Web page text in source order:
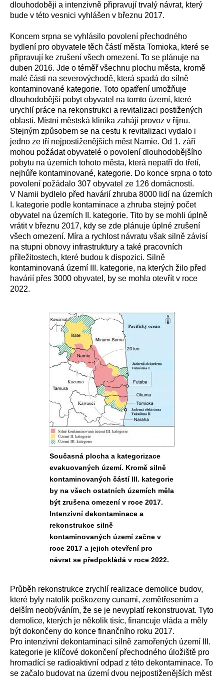
dlouhodoběji a intenzivně připravují trvalý návrat, který
bude v této vesnici vyhlášen v březnu 2017.
Koncem srpna se vyhlásilo povolení přechodného
bydlení pro obyvatele těch částí města Tomioka, které se
připravují ke zrušení všech omezení. To se plánuje na
duben 2016. Jde o téměř všechnu plochu města, kromě
malé části na severovýchodě, která spadá do silně
kontaminované kategorie. Toto opatření umožňuje
dlouhodobější pobyt obyvatel na tomto území, které
urychlí práce na rekonstrukci a revitalizaci postižených
oblastí. Místní městská klinika zahájí provoz v říjnu.
Stejným způsobem se na cestu k revitalizaci vydalo i
jedno ze tří nejpostiženějších měst Namie. Od 1. září
mohou požádat obyvatelé o povolení dlouhodobějšího
pobytu na územích tohoto města, která nepatří do třetí,
nejhůře kontaminované, kategorie. Do konce srpna o toto
povolení požádalo 307 obyvatel ze 126 domácností.
V Namii bydlelo před havárií zhruba 8000 lidí na územích
I. kategorie podle kontaminace a zhruba stejný počet
obyvatel na územích II. kategorie. Tito by se mohli úplně
vrátit v březnu 2017, kdy se zde plánuje úplné zrušení
všech omezení. Míra a rychlost návratu však silně závisí
na stupni obnovy infrastruktury a také pracovních
příležitostech, které budou k dispozici. Silně
kontaminovaná území III. kategorie, na kterých žilo před
havárií přes 3000 obyvatel, by se mohla otevřít v roce
2022.
Současná plocha a kategorizace
evakuovaných území. Kromě silně
kontaminovaných částí III. kategorie
by na všech ostatních územích měla
být zrušena omezení v roce 2017.
Intenzivní dekontaminace a
rekonstrukce silně
kontaminovaných území začne v
roce 2017 a jejich otevření pro
návrat se předpokládá v roce 2022.
Průběh rekonstrukce zrychlí realizace demolice budov,
které byly natolik poškozeny cunami, zemětřesením a
delším neobýváním, že se je nevyplatí rekonstruovat. Tyto
demolice, kterých je několik tisíc, financuje vláda a měly
být dokončeny do konce finančního roku 2017.
Pro intenzivní dekontaminaci silně zamořených území III.
kategorie je klíčové dokončení přechodného úložiště pro
hromadící se radioaktivní odpad z této dekontaminace. To
se začalo budovat na území dvou nejpostiženějších měst